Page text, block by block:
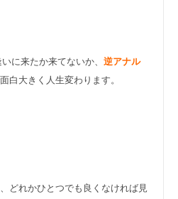
に来たか来てないか、 逆アナル
白大きく人生変わります。
どれかひとつでも良くなければ見